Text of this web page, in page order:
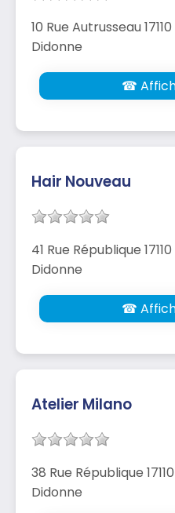
10 Rue Autrusseau
Didonne
☎
Hair Nouveau
41 Rue République
Didonne
☎
Atelier Milano
38 Rue République
Didonne